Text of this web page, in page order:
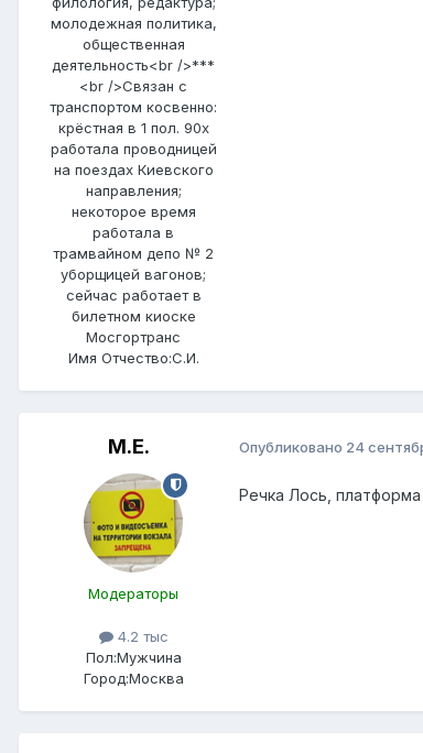
молодежная политика,
общественная
деятельность<br />***
<br />Связан с
транспортом косвенно:
крёстная в 1 пол. 90х
работала проводницей
на поездах Киевского
направления;
некоторое время
работала в
трамвайном депо № 2
уборщицей вагонов;
сейчас работает в
билетном киоске
Мосгортранс
Имя Отчество:С.И.
М.Е.
Модераторы
4.2 тыс
Пол:Мужчина
Город:Москва
Опубликовано 24
Речка Лось,